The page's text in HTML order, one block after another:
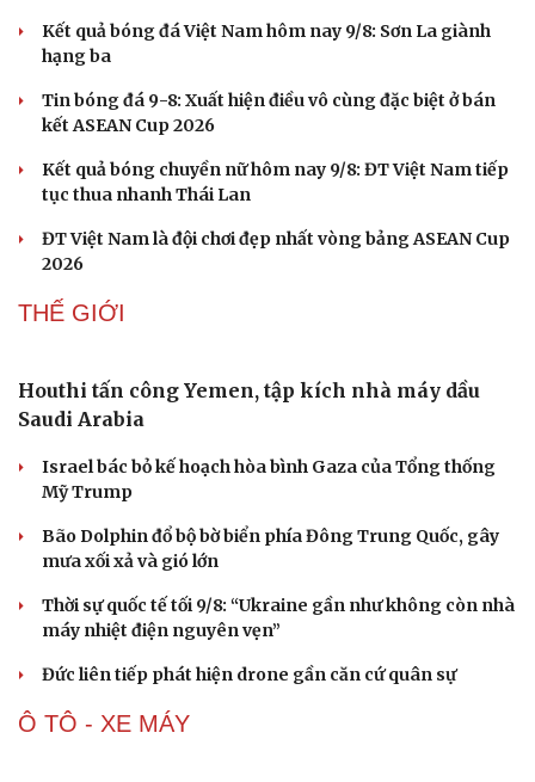
Kết quả bóng đá Việt Nam hôm nay 9/8: Sơn La giành
hạng ba
Tin bóng đá 9-8: Xuất hiện điều vô cùng đặc biệt ở bán
kết ASEAN Cup 2026
Kết quả bóng chuyền nữ hôm nay 9/8: ĐT Việt Nam tiếp
tục thua nhanh Thái Lan
ĐT Việt Nam là đội chơi đẹp nhất vòng bảng ASEAN Cup
2026
THẾ GIỚI
Houthi tấn công Yemen, tập kích nhà máy dầu
Saudi Arabia
Israel bác bỏ kế hoạch hòa bình Gaza của Tổng thống